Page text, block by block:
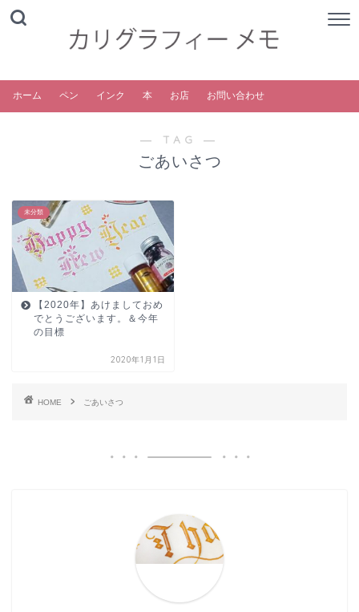
ホーム ペン インク 本 お店 お問い合わせ
― TAG ―
ごあいさつ
未分類
【2020年】あけましておめ
でとうございます。＆今年
の目標
2020年1月1日
HOME ごあいさつ